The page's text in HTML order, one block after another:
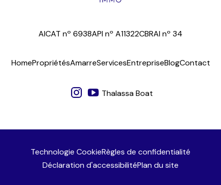
AICAT nº 6938API nº A11322CBRAI nº 34
HomePropriétésAmarreServicesEntrepriseBlogContact
Thalassa Boat
Technologie CookieRègles de confidentialité
Déclaration d'accessibilitéPlan du site